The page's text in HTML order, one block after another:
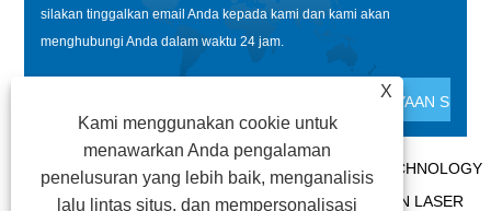
silakan tinggalkan email Anda kepada kami dan kami akan
menghubungi Anda dalam waktu 24 jam.
HAK CIPTA @ 2020 SHENZHEN BOX OPTRONICS TECHNOLOGY
CO., LTD. - MODUL SERAT OPTIK CINA, PRODUSEN LASER
X
Kami menggunakan cookie untuk
menawarkan Anda pengalaman
penelusuran yang lebih baik, menganalisis
lalu lintas situs, dan mempersonalisasi